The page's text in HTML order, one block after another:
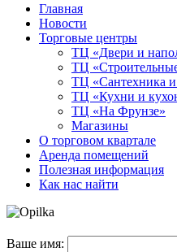
Главная
Новости
Торговые центры
ТЦ «Двери и
ТЦ
ТЦ «Сантехника
ТЦ «Кухни и
ТЦ «На Фрунзе»
Магазины
О торговом квартале
Аренда помещений
Полезная информация
Как нас найти
Ваше имя: